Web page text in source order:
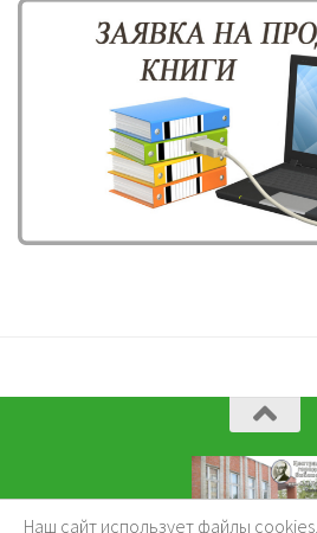
Наш сайт использует файлы